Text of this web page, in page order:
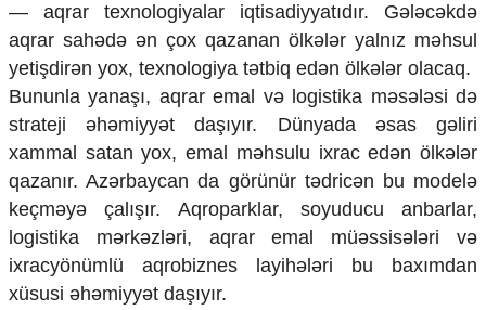
— aqrar texnologiyalar iqtisadiyyatıdır. Gələcəkdə
aqrar sahədə ən çox qazanan ölkələr yalnız məhsul
yetişdirən yox, texnologiya tətbiq edən ölkələr olacaq.
Bununla yanaşı, aqrar emal və logistika məsələsi də
strateji əhəmiyyət daşıyır. Dünyada əsas gəliri
xammal satan yox, emal məhsulu ixrac edən ölkələr
qazanır. Azərbaycan da görünür tədricən bu modelə
keçməyə çalışır. Aqroparklar, soyuducu anbarlar,
logistika mərkəzləri, aqrar emal müəssisələri və
ixracyönümlü aqrobiznes layihələri bu baxımdan
xüsusi əhəmiyyət daşıyır.